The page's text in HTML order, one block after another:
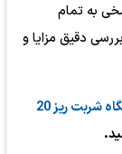
به تمام
دقیق مزایا و
دستگاه شربت ریز 20